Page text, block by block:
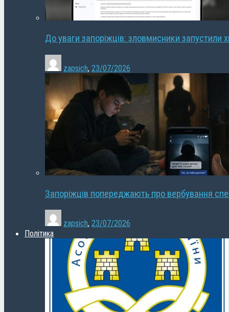
До уваги запоріжців: зловмисники запустили
zapsich, 23/07/2026
Запоріжців попереджають про вербування
zapsich, 23/07/2026
Політика